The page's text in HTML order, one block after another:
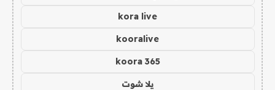
kora live
kooralive
koora 365
يلا شوت